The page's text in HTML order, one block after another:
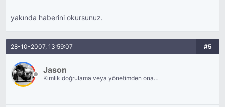
yakında haberini okursunuz.
28-10-2007, 13:59:07 #5
Jason
Kimlik doğrulama veya yönetimden onay